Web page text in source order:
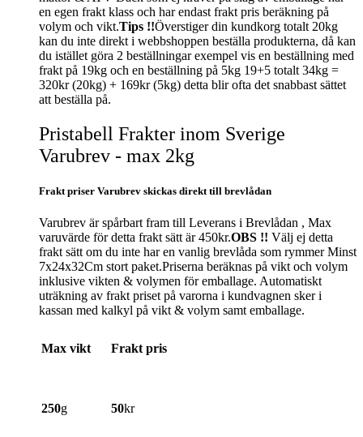
en egen frakt klass och har endast frakt pris beräkning på
volym och vikt.Tips !!Överstiger din kundkorg totalt 20kg
kan du inte direkt i webbshoppen beställa produkterna, då kan
du istället göra 2 beställningar exempel vis en beställning med
frakt på 19kg och en beställning på 5kg 19+5 totalt 34kg =
320kr (20kg) + 169kr (5kg) detta blir ofta det snabbast sättet
att beställa på.
Pristabell Frakter inom Sverige
Varubrev - max 2kg
Frakt priser Varubrev skickas direkt till brevlådan
Varubrev är spårbart fram till Leverans i Brevlådan , Max
varuvärde för detta frakt sätt är 450kr.OBS !! Välj ej detta
frakt sätt om du inte har en vanlig brevlåda som rymmer Minst
7x24x32Cm stort paket.Priserna beräknas på vikt och volym
inklusive vikten & volymen för emballage. Automatiskt
uträkning av frakt priset på varorna i kundvagnen sker i
kassan med kalkyl på vikt & volym samt emballage.
Max vikt Frakt pris
250g 50kr